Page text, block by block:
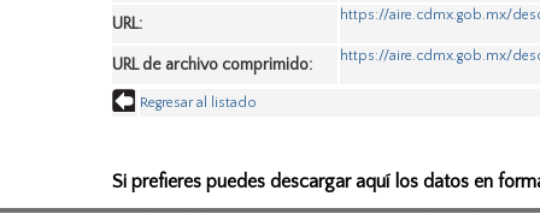
URL:
https://aire.cdmx.gob.mx/
URL de archivo comprimido: https://aire.cdmx.gob.mx/
Regresar al listado
Si prefieres puedes descargar aquí los datos en